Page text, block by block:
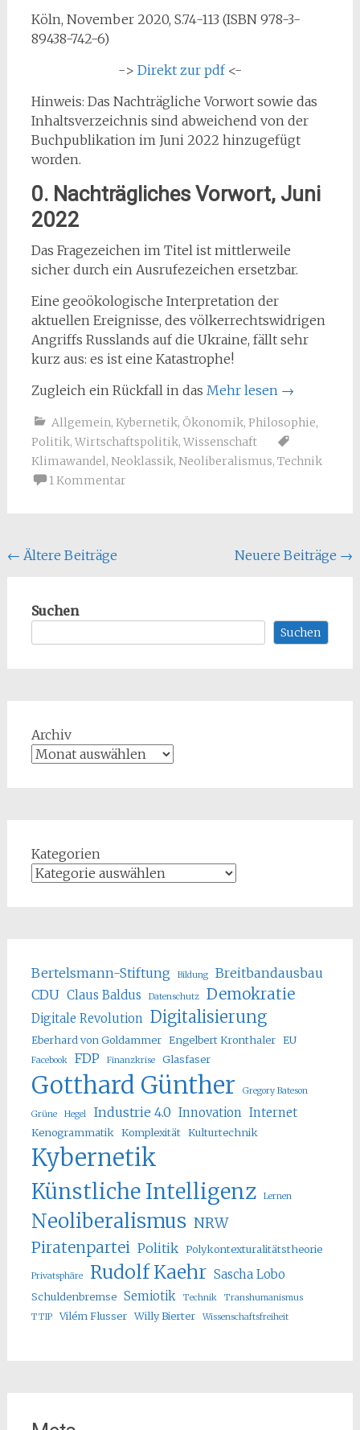
Köln, November 2020, S.74-113 (ISBN 978-3-
89438-742-6)
-> Direkt zur pdf<-
Hinweis: Das Nachträgliche Vorwort sowie das
Inhaltsverzeichnis sind abweichend von der
Buchpublikation im Juni 2022 hinzugefügt
worden.
0. Nachträgliches Vorwort, Juni
2022
Das Fragezeichen im Titel ist mittlerweile
sicher durch ein Ausrufezeichen ersetzbar.
Eine geoökologische Interpretation der
aktuellen Ereignisse, des völkerrechtswidrigen
Angriffs Russlands auf die Ukraine, fällt sehr
kurz aus: es ist eine Katastrophe!
Zugleich ein Rückfall in das Mehr lesen →
Allgemein, Kybernetik, Ökonomik, Philosophie,
Politik, Wirtschaftspolitik, Wissenschaft
Klimawandel, Neoklassik, Neoliberalismus, Technik
1 Kommentar
Beitragsnavigation
← Ältere Beiträge Neuere Beiträge →
Suchen
Suchen
Archiv
Kategorien
Bertelsmann-Stiftung Bildung
Breitbandausbau
CDU Claus Baldus Datenschutz Demokratie
Digitale Revolution Digitalisierung
Eberhard von Goldammer Engelbert Kronthaler EU
Facebook FDP Finanzkrise Glasfaser
Gotthard Günther Gregory Bateson
Grüne Hegel Industrie 4.0 Innovation Internet
Kenogrammatik Komplexität Kulturtechnik
Kybernetik
Künstliche Intelligenz Lernen
Neoliberalismus NRW
Piratenpartei Politik Polykontexturalitätstheorie
Privatsphäre Rudolf Kaehr Sascha Lobo
Schuldenbremse Semiotik Technik
Transhumanismus
TTIP
Vilém Flusser Willy Bierter Wissenschaftsfreiheit